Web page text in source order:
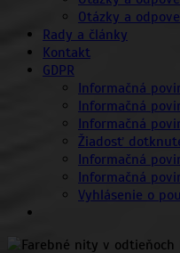
Otázky a
Rady a články
Kontakt
GDPR
Informačná
Informačná
Informačná
Žiadosť
Informačná
Informačná
Vyhlásenie o